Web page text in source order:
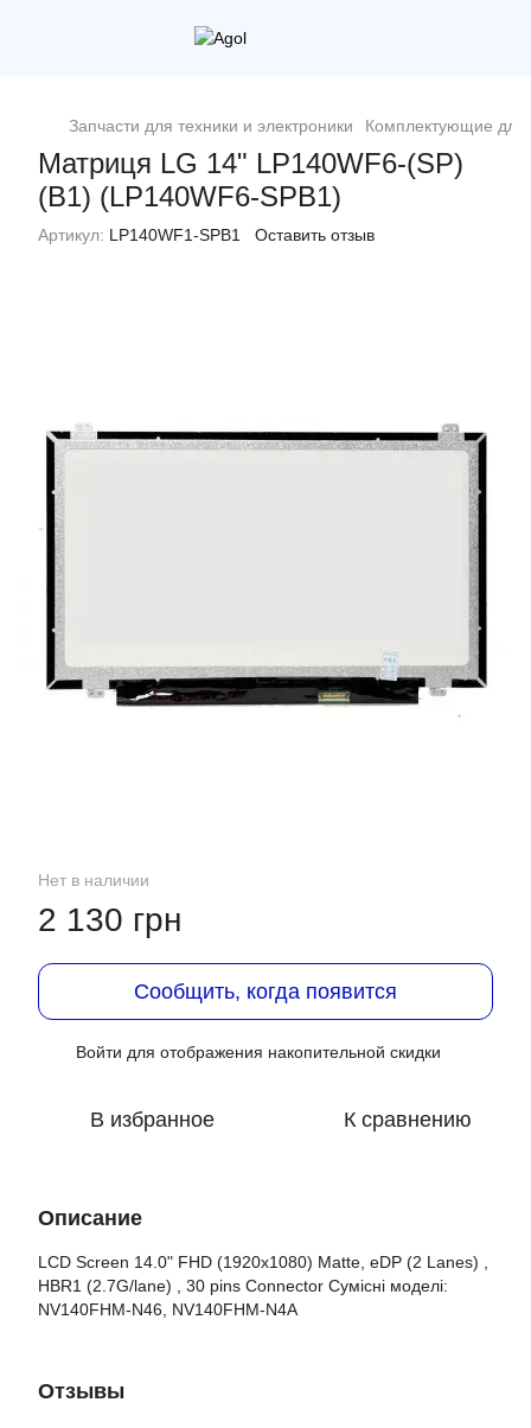
Запчасти для техники и электроники Комплектующие для
Матриця LG 14" LP140WF6-(SP)
(B1) (LP140WF6-SPB1)
Артикул: LP140WF1-SPB1 Оставить отзыв
Нет в наличии
2 130 грн
Сообщить, когда появится
Войти для отображения накопительной скидки
В избранное К сравнению
Описание
LCD Screen 14.0" FHD (1920x1080) Matte, eDP (2 Lanes) ,
HBR1 (2.7G/lane) , 30 pins Connector Сумісні моделі:
NV140FHM-N46, NV140FHM-N4A
Отзывы